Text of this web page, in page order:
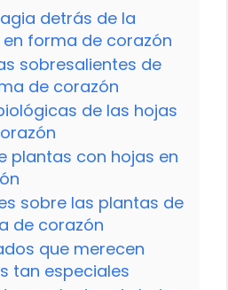
detrás de la
forma de corazón
sobresalientes de
de corazón
de las hojas
plantas con hojas en
sobre las plantas de
de corazón
que merecen
tan especiales